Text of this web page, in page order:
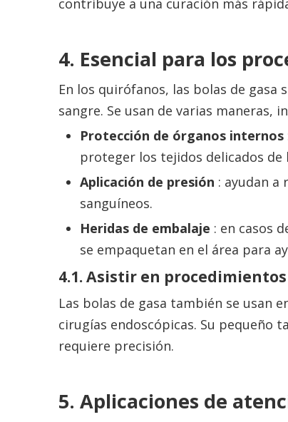
contribuye a una curación más
4. Esencial para los
En los quirófanos, las bolas de
sangre. Se usan de varias maneras,
Protección de órganos internos
proteger los tejidos delicados
Aplicación de presión : ayudan a
sanguíneos.
Heridas de embalaje : en casos
se empaquetan en el área para
4.1. Asistir en
Las bolas de gasa también se usan
cirugías endoscópicas. Su pequeño
requiere precisión.
5. Aplicaciones de